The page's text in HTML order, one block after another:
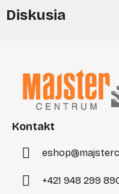
Diskusia
Kontakt
eshop@
+421 948 299